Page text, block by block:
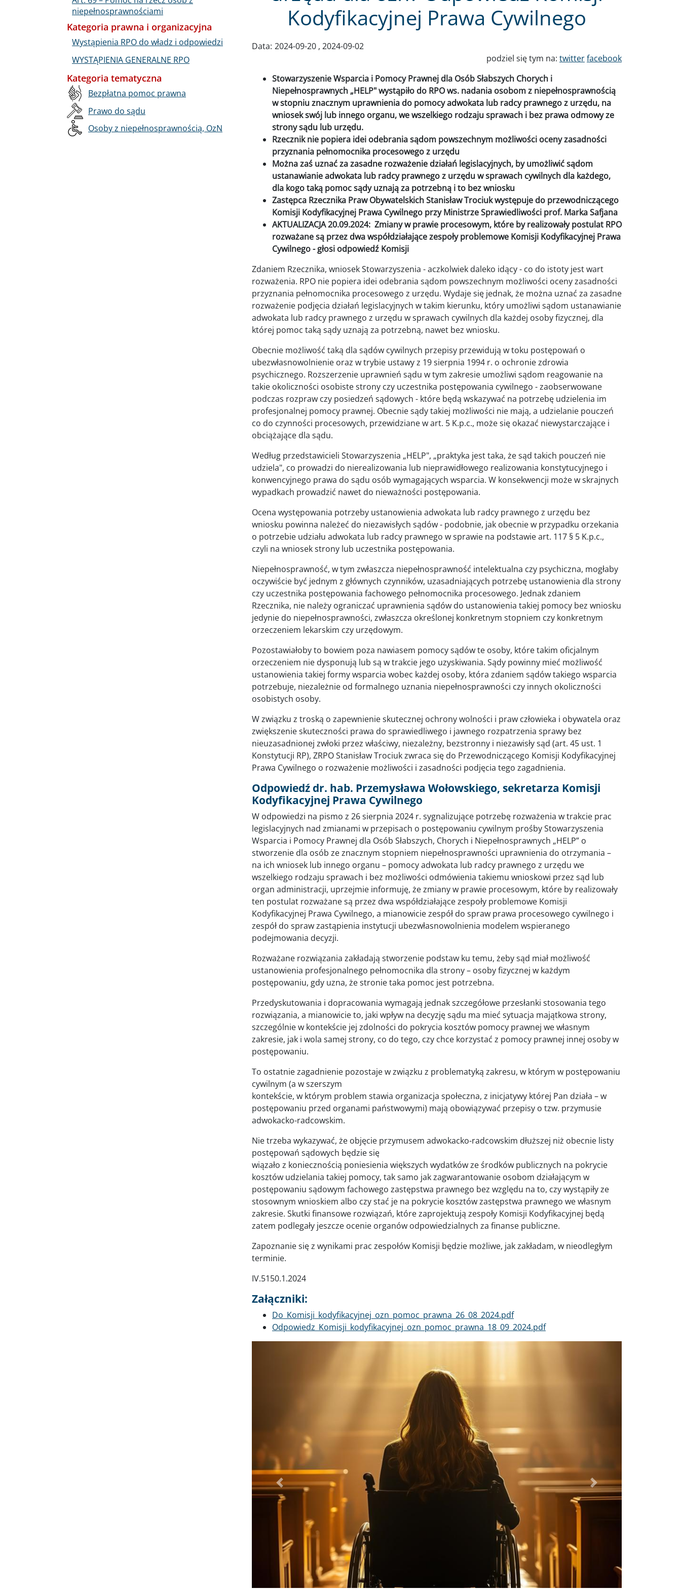
Kodyfikacyjnej Prawa Cywilnego
Data: 2024-09-20 2024-09-02
podziel się tym na: twitterfacebook
Stowarzyszenie Wsparcia i Pomocy Prawnej dla Osób Słabszych Chorych i
Niepełnosprawnych „HELP" wystąpiło do RPO ws. nadania osobom z niepełnosprawnością
w stopniu znacznym uprawnienia do pomocy adwokata lub radcy prawnego z urzędu, na
wniosek swój lub innego organu, we wszelkiego rodzaju sprawach i bez prawa odmowy ze
strony sądu lub urzędu.
Rzecznik nie popiera idei odebrania sądom powszechnym możliwości oceny zasadności
przyznania pełnomocnika procesowego z urzędu
Można zaś uznać za zasadne rozważenie działań legislacyjnych, by umożliwić sądom
ustanawianie adwokata lub radcy prawnego z urzędu w sprawach cywilnych dla każdego,
dla kogo taką pomoc sądy uznają za potrzebną i to bez wniosku
Zastępca Rzecznika Praw Obywatelskich Stanisław Trociuk występuje do przewodniczącego
Komisji Kodyfikacyjnej Prawa Cywilnego przy Ministrze Sprawiedliwości prof. Marka Safjana
AKTUALIZACJA 20.09.2024: Zmiany w prawie procesowym, które by realizowały postulat RPO
rozważane są przez dwa współdziałające zespoły problemowe Komisji Kodyfikacyjnej Prawa
Cywilnego - głosi odpowiedź Komisji
Zdaniem Rzecznika, wniosek Stowarzyszenia - aczkolwiek daleko idący - co do istoty jest wart
rozważenia. RPO nie popiera idei odebrania sądom powszechnym możliwości oceny zasadności
przyznania pełnomocnika procesowego z urzędu. Wydaje się jednak, że można uznać za zasadne
rozważenie podjęcia działań legislacyjnych w takim kierunku, który umożliwi sądom ustanawianie
adwokata lub radcy prawnego z urzędu w sprawach cywilnych dla każdej osoby fizycznej, dla
której pomoc taką sądy uznają za potrzebną, nawet bez wniosku.
Obecnie możliwość taką dla sądów cywilnych przepisy przewidują w toku postępowań o
ubezwłasnowolnienie oraz w trybie ustawy z 19 sierpnia 1994 r. o ochronie zdrowia
psychicznego. Rozszerzenie uprawnień sądu w tym zakresie umożliwi sądom reagowanie na
takie okoliczności osobiste strony czy uczestnika postępowania cywilnego - zaobserwowane
podczas rozpraw czy posiedzeń sądowych - które będą wskazywać na potrzebę udzielenia im
profesjonalnej pomocy prawnej. Obecnie sądy takiej możliwości nie mają, a udzielanie pouczeń
co do czynności procesowych, przewidziane w art. 5 K.p.c., może się okazać niewystarczające i
obciążające dla sądu.
Według przedstawicieli Stowarzyszenia „HELP", „praktyka jest taka, że sąd takich pouczeń nie
udziela", co prowadzi do nierealizowania lub nieprawidłowego realizowania konstytucyjnego i
konwencyjnego prawa do sądu osób wymagających wsparcia. W konsekwencji może w skrajnych
wypadkach prowadzić nawet do nieważności postępowania.
Ocena występowania potrzeby ustanowienia adwokata lub radcy prawnego z urzędu bez
wniosku powinna należeć do niezawisłych sądów - podobnie, jak obecnie w przypadku orzekania
o potrzebie udziału adwokata lub radcy prawnego w sprawie na podstawie art. 117 § 5 K.p.c.,
czyli na wniosek strony lub uczestnika postępowania.
Niepełnosprawność, w tym zwłaszcza niepełnosprawność intelektualna czy psychiczna, mogłaby
oczywiście być jednym z głównych czynników, uzasadniających potrzebę ustanowienia dla strony
czy uczestnika postępowania fachowego pełnomocnika procesowego. Jednak zdaniem
Rzecznika, nie należy ograniczać uprawnienia sądów do ustanowienia takiej pomocy bez wniosku
jedynie do niepełnosprawności, zwłaszcza określonej konkretnym stopniem czy konkretnym
orzeczeniem lekarskim czy urzędowym.
Pozostawiałoby to bowiem poza nawiasem pomocy sądów te osoby, które takim oficjalnym
orzeczeniem nie dysponują lub są w trakcie jego uzyskiwania. Sądy powinny mieć możliwość
ustanowienia takiej formy wsparcia wobec każdej osoby, która zdaniem sądów takiego wsparcia
potrzebuje, niezależnie od formalnego uznania niepełnosprawności czy innych okoliczności
osobistych osoby.
W związku z troską o zapewnienie skutecznej ochrony wolności i praw człowieka i obywatela oraz
zwiększenie skuteczności prawa do sprawiedliwego i jawnego rozpatrzenia sprawy bez
nieuzasadnionej zwłoki przez właściwy, niezależny, bezstronny i niezawisły sąd (art. 45 ust. 1
Konstytucji RP), ZRPO Stanisław Trociuk zwraca się do Przewodniczącego Komisji Kodyfikacyjnej
Prawa Cywilnego o rozważenie możliwości i zasadności podjęcia tego zagadnienia.
Odpowiedź dr. hab. Przemysława Wołowskiego, sekretarza Komisji
Kodyfikacyjnej Prawa Cywilnego
W odpowiedzi na pismo z 26 sierpnia 2024 r. sygnalizujące potrzebę rozważenia w trakcie prac
legislacyjnych nad zmianami w przepisach o postępowaniu cywilnym prośby Stowarzyszenia
Wsparcia i Pomocy Prawnej dla Osób Słabszych, Chorych i Niepełnosprawnych „HELP” o
stworzenie dla osób ze znacznym stopniem niepełnosprawności uprawnienia do otrzymania –
na ich wniosek lub innego organu – pomocy adwokata lub radcy prawnego z urzędu we
wszelkiego rodzaju sprawach i bez możliwości odmówienia takiemu wnioskowi przez sąd lub
organ administracji, uprzejmie informuję, że zmiany w prawie procesowym, które by realizowały
ten postulat rozważane są przez dwa współdziałające zespoły problemowe Komisji
Kodyfikacyjnej Prawa Cywilnego, a mianowicie zespół do spraw prawa procesowego cywilnego i
zespół do spraw zastąpienia instytucji ubezwłasnowolnienia modelem wspieranego
podejmowania decyzji.
Rozważane rozwiązania zakładają stworzenie podstaw ku temu, żeby sąd miał możliwość
ustanowienia profesjonalnego pełnomocnika dla strony – osoby fizycznej w każdym
postępowaniu, gdy uzna, że stronie taka pomoc jest potrzebna.
Przedyskutowania i dopracowania wymagają jednak szczegółowe przesłanki stosowania tego
rozwiązania, a mianowicie to, jaki wpływ na decyzję sądu ma mieć sytuacja majątkowa strony,
szczególnie w kontekście jej zdolności do pokrycia kosztów pomocy prawnej we własnym
zakresie, jak i wola samej strony, co do tego, czy chce korzystać z pomocy prawnej innej osoby w
postępowaniu.
To ostatnie zagadnienie pozostaje w związku z problematyką zakresu, w którym w postępowaniu
cywilnym (a w szerszym
kontekście, w którym problem stawia organizacja społeczna, z inicjatywy której Pan działa – w
postępowaniu przed organami państwowymi) mają obowiązywać przepisy o tzw. przymusie
adwokacko-radcowskim.
Nie trzeba wykazywać, że objęcie przymusem adwokacko-radcowskim dłuższej niż obecnie listy
postępowań sądowych będzie się
wiązało z koniecznością poniesienia większych wydatków ze środków publicznych na pokrycie
kosztów udzielania takiej pomocy, tak samo jak zagwarantowanie osobom działającym w
postępowaniu sądowym fachowego zastępstwa prawnego bez względu na to, czy wystąpiły ze
stosownym wnioskiem albo czy stać je na pokrycie kosztów zastępstwa prawnego we własnym
zakresie. Skutki finansowe rozwiązań, które zaprojektują zespoły Komisji Kodyfikacyjnej będą
zatem podlegały jeszcze ocenie organów odpowiedzialnych za finanse publiczne.
Zapoznanie się z wynikami prac zespołów Komisji będzie możliwe, jak zakładam, w nieodległym
terminie.
IV.5150.1.2024
Załączniki:
Dokument
Do_Komisji_kodyfikacyjnej_ozn_pomoc_prawna_26_08_2024.pdf
Dokument
Odpowiedz_Komisji_kodyfikacyjnej_ozn_pomoc_prawna_18_09_2024.pdf
Poprzednie Dalej
niepełnosprawnościami
Kategoria prawna i organizacyjna
Wystąpienia RPO do władz i odpowiedzi
WYSTĄPIENIA GENERALNE RPO
Kategoria tematyczna
Bezpłatna pomoc prawna
Prawo do sądu
Osoby z niepełnosprawnością, OzN